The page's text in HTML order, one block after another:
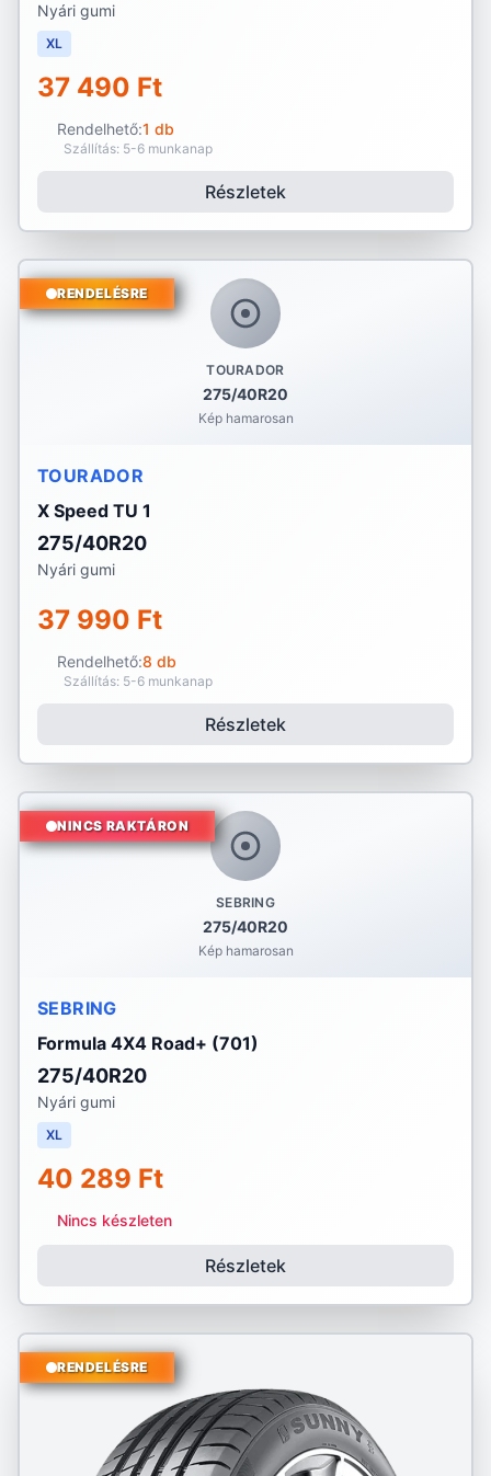
Nyári gumi
XL
37 490 Ft
Rendelhető:1 db
Szállítás: 5-6 munkanap
Részletek
TOURADOR
275/40R20
Kép hamarosan
RENDELÉSRE
TOURADOR
X Speed TU 1
275/40R20
Nyári gumi
37 990 Ft
Rendelhető:8 db
Szállítás: 5-6 munkanap
Részletek
SEBRING
275/40R20
Kép hamarosan
NINCS RAKTÁRON
SEBRING
Formula 4X4 Road+ (701)
275/40R20
Nyári gumi
XL
40 289 Ft
Nincs készleten
Részletek
RENDELÉSRE